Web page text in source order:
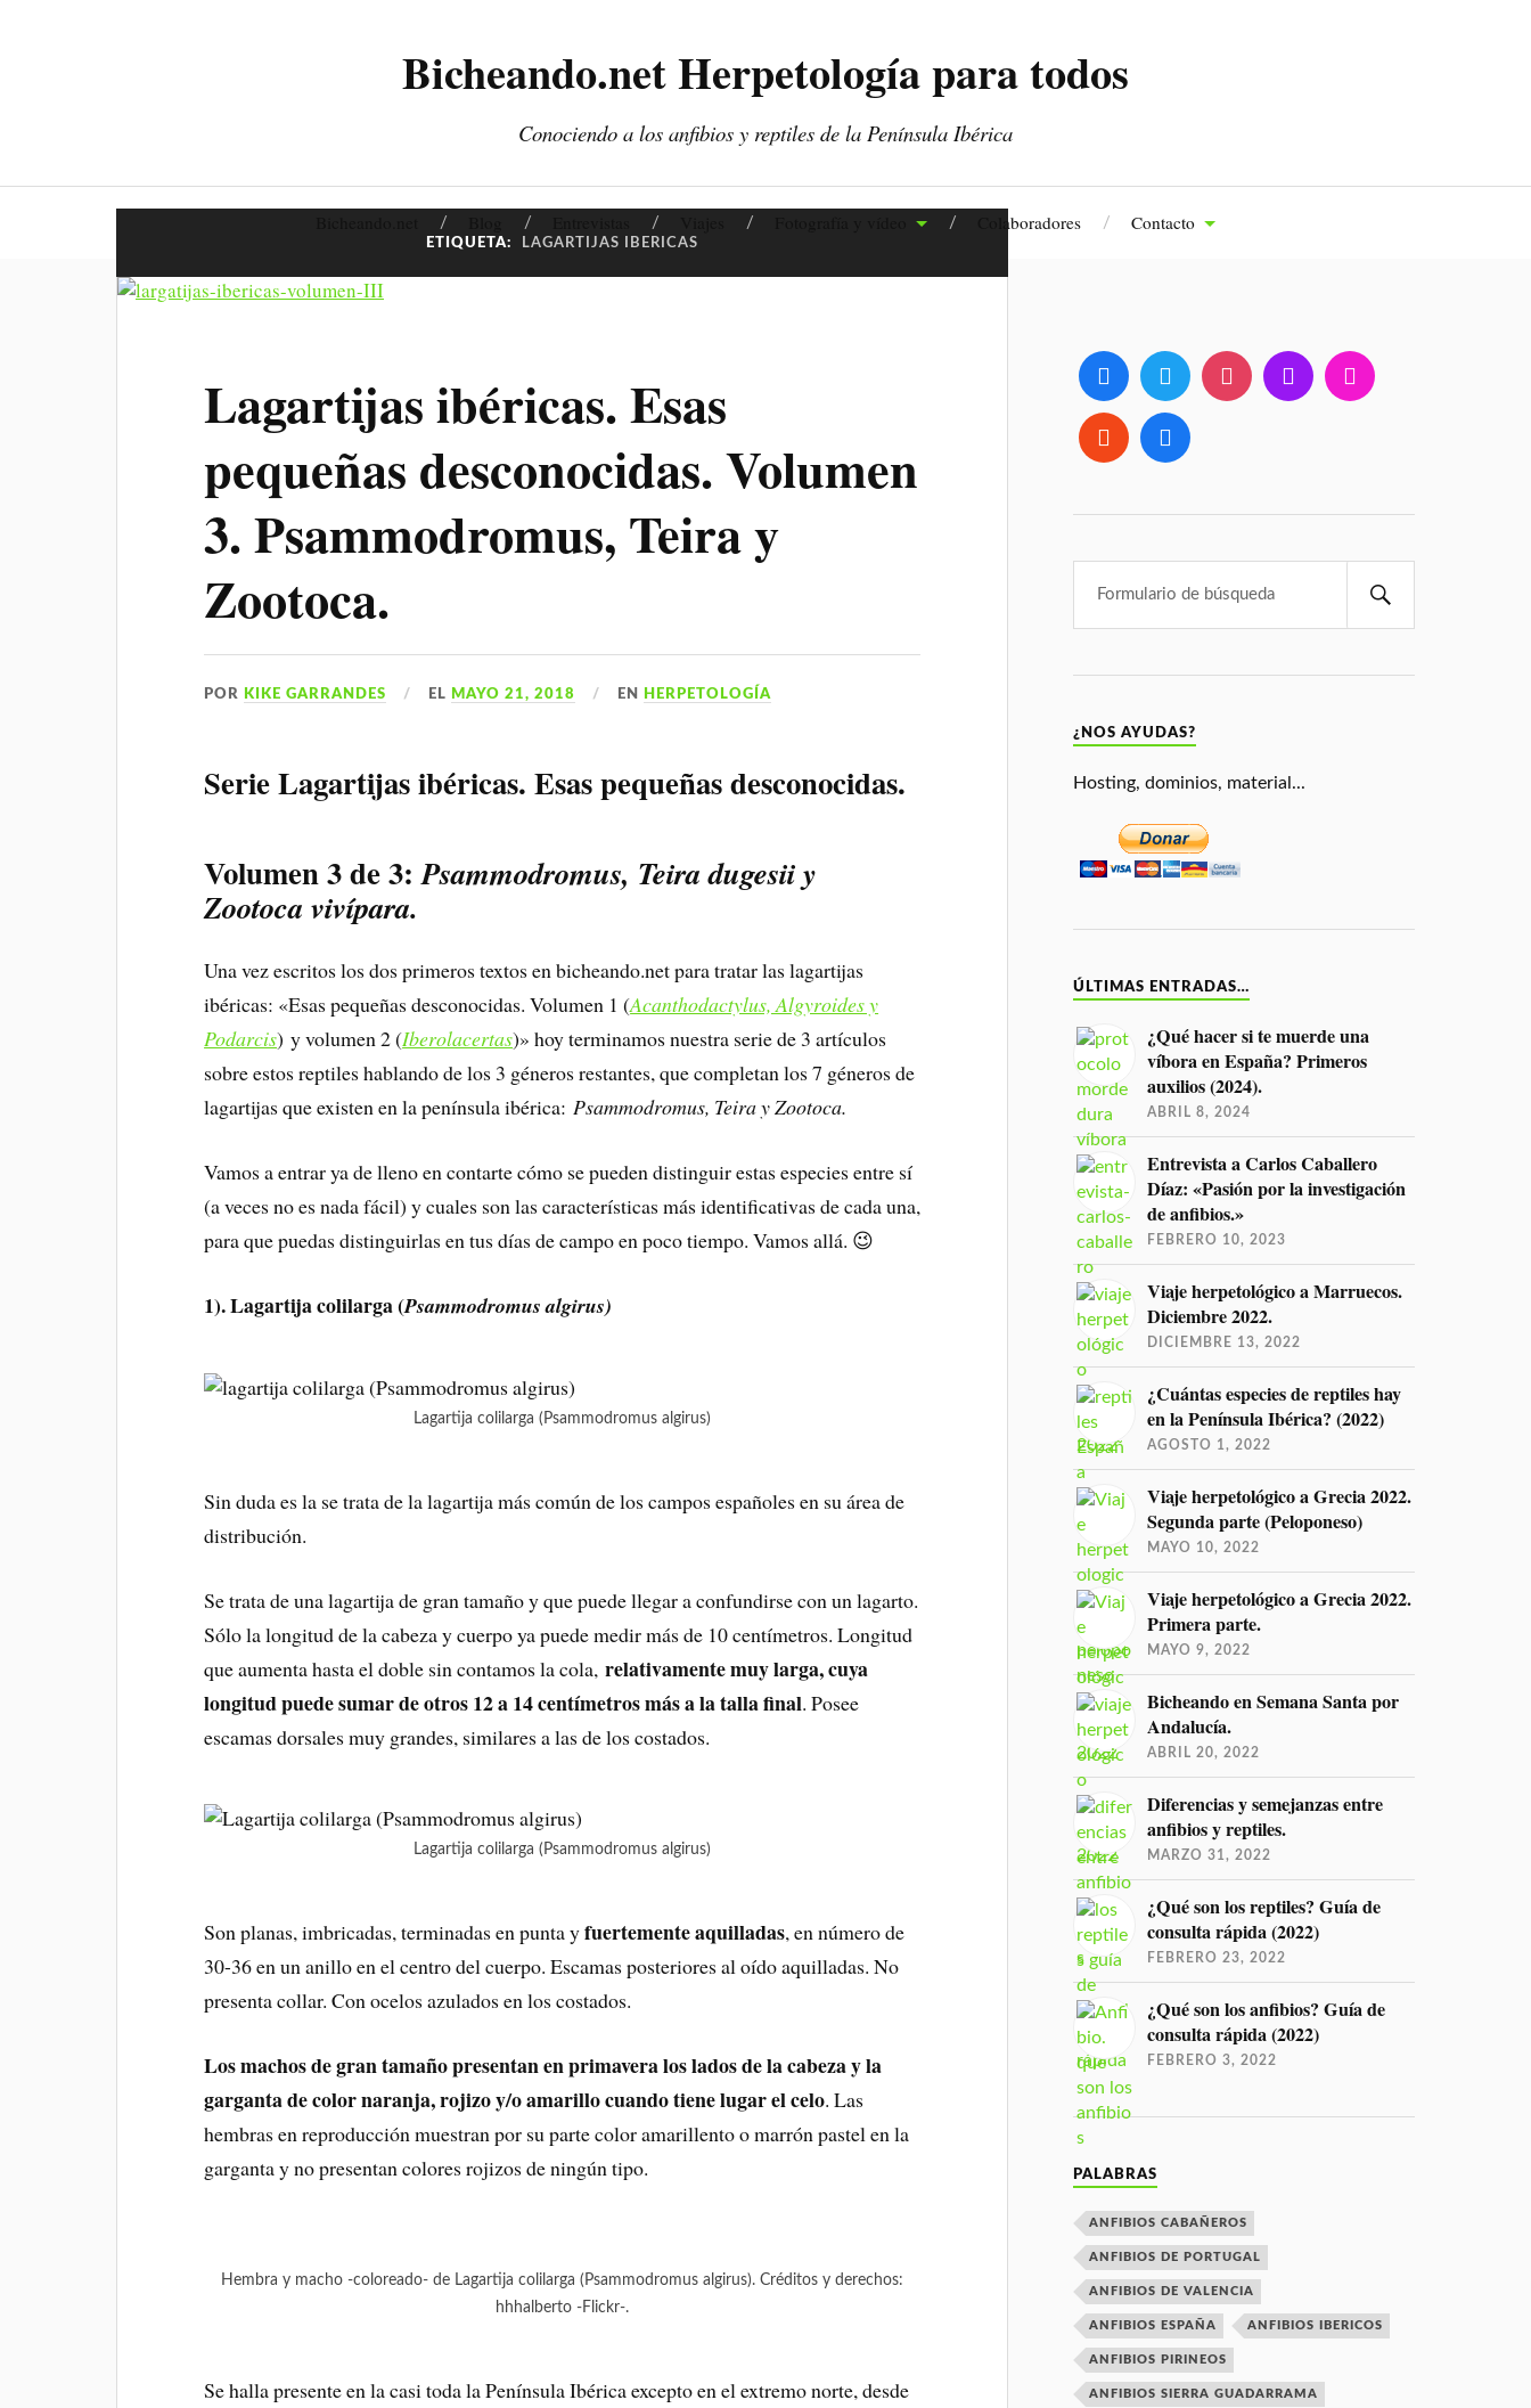
Bicheando.net Herpetología para todos
Conociendo a los anfibios y reptiles de la Península Ibérica
Colaboradores Contacto
ETIQUETA: LAGARTIJAS IBERICAS
Lagartijas ibéricas. Esas
pequeñas desconocidas. Volumen
3. Psammodromus, Teira y
Zootoca.
POR KIKE GARRANDES EL MAYO 21, 2018 EN HERPETOLOGÍA
Serie Lagartijas ibéricas. Esas pequeñas desconocidas.
Volumen 3 de 3:Psammodromus, Teira dugesii y
Zootoca vivípara.
Una vez escritos los dos primeros textos en bicheando.net para tratar las lagartijas
ibéricas: «Esas pequeñas desconocidas. Volumen 1 (Acanthodactylus, Algyroides y
Podarcis) y volumen 2 (Iberolacertas)» hoy terminamos nuestra serie de 3 artículos
sobre estos reptiles hablando de los 3 géneros restantes, que completan los 7 géneros de
lagartijas que existen en la península ibérica:Psammodromus, Teira y Zootoca.
Vamos a entrar ya de lleno en contarte cómo se pueden distinguir estas especies entre sí
(a veces no es nada fácil) y cuales son las características más identificativas de cada una,
para que puedas distinguirlas en tus días de campo en poco tiempo. Vamos allá. 😉
1). Lagartija colilarga (Psammodromus algirus)
Lagartija colilarga (Psammodromus algirus)
Sin duda es la se trata de la lagartija más común de los campos españoles en su área de
distribución.
Se trata de una lagartija de gran tamaño y que puede llegar a confundirse con un lagarto.
Sólo la longitud de la cabeza y cuerpo ya puede medir más de 10 centímetros. Longitud
que aumenta hasta el doble sin contamos la cola,relativamente muy larga, cuya
longitud puede sumar de otros 12 a 14 centímetros más a la talla final. Posee
escamas dorsales muy grandes, similares a las de los costados.
Lagartija colilarga (Psammodromus algirus)
Son planas, imbricadas, terminadas en punta yfuertemente aquilladas, en número de
30-36 en un anillo en el centro del cuerpo. Escamas posteriores al oído aquilladas. No
presenta collar. Con ocelos azulados en los costados.
Los machos de gran tamaño presentan en primavera los lados de la cabeza y la
garganta de color naranja, rojizo y/o amarillo cuando tiene lugar el celo. Las
hembras en reproducción muestran por su parte color amarillento o marrón pastel en la
garganta y no presentan colores rojizos de ningún tipo.
Hembra y macho -coloreado- de Lagartija colilarga (Psammodromus algirus). Créditos y derechos:
hhhalberto -Flickr-.
Se halla presente en la casi toda la Península Ibérica excepto en el extremo norte, desde
¿NOS AYUDAS?
Hosting, dominios, material...
ÚLTIMAS ENTRADAS…
¿Qué hacer si te muerde una
víbora en España? Primeros
auxilios (2024).
ABRIL 8, 2024
Entrevista a Carlos Caballero
Díaz: «Pasión por la investigación
de anfibios.»
FEBRERO 10, 2023
Viaje herpetológico a Marruecos.
Diciembre 2022.
DICIEMBRE 13, 2022
¿Cuántas especies de reptiles hay
en la Península Ibérica? (2022)
AGOSTO 1, 2022
Viaje herpetológico a Grecia 2022.
Segunda parte (Peloponeso)
MAYO 10, 2022
Viaje herpetológico a Grecia 2022.
Primera parte.
MAYO 9, 2022
Bicheando en Semana Santa por
Andalucía.
ABRIL 20, 2022
Diferencias y semejanzas entre
anfibios y reptiles.
MARZO 31, 2022
¿Qué son los reptiles? Guía de
consulta rápida (2022)
FEBRERO 23, 2022
¿Qué son los anfibios? Guía de
consulta rápida (2022)
FEBRERO 3, 2022
PALABRAS
ANFIBIOS CABAÑEROS
ANFIBIOS DE PORTUGAL
ANFIBIOS DE VALENCIA
ANFIBIOS ESPAÑA ANFIBIOS IBERICOS
ANFIBIOS PIRINEOS
ANFIBIOS SIERRA GUADARRAMA